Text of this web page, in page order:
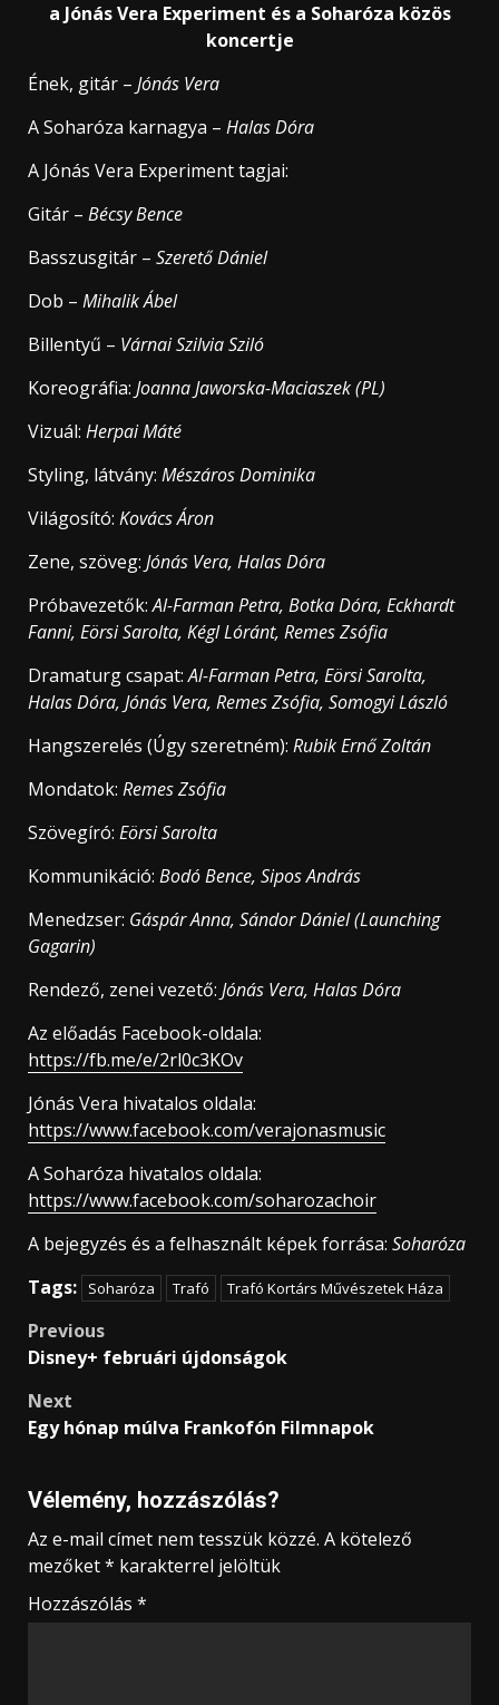
a Jónás Vera Experiment és a Soharóza közös
koncertje
Ének, gitár – Jónás Vera
A Soharóza karnagya – Halas Dóra
A Jónás Vera Experiment tagjai:
Gitár – Bécsy Bence
Basszusgitár – Szerető Dániel
Dob – Mihalik Ábel
Billentyű – Várnai Szilvia Sziló
Koreográfia: Joanna Jaworska-Maciaszek (PL)
Vizuál: Herpai Máté
Styling, látvány: Mészáros Dominika
Világosító: Kovács Áron
Zene, szöveg: Jónás Vera, Halas Dóra
Próbavezetők:Al-Farman Petra, Botka Dóra, Eckhardt
Fanni, Eörsi Sarolta, Kégl Lóránt, Remes Zsófia
Dramaturg csapat:Al-Farman Petra, Eörsi Sarolta,
Halas Dóra, Jónás Vera, Remes Zsófia, Somogyi László
Hangszerelés (Úgy szeretném): Rubik Ernő Zoltán
Mondatok: Remes Zsófia
Szövegíró: Eörsi Sarolta
Kommunikáció: Bodó Bence, Sipos András
Menedzser: Gáspár Anna, Sándor Dániel (Launching
Gagarin)
Rendező, zenei vezető: Jónás Vera, Halas Dóra
Az előadás Facebook-oldala:
https://fb.me/e/2rl0c3KOv
Jónás Vera hivatalos oldala:
https://www.facebook.com/verajonasmusic
A Soharóza hivatalos oldala:
https://www.facebook.com/soharozachoir
A bejegyzés és a felhasznált képek forrása: Soharóza
Tags:
Soharóza Trafó Trafó Kortárs Művészetek Háza
Post
navigation
Previous
Disney+ februári újdonságok
Next
Egy hónap múlva Frankofón Filmnapok
Vélemény, hozzászólás?
Az e-mail címet nem tesszük közzé. A kötelező
mezőket* karakterrel jelöltük
Hozzászólás *